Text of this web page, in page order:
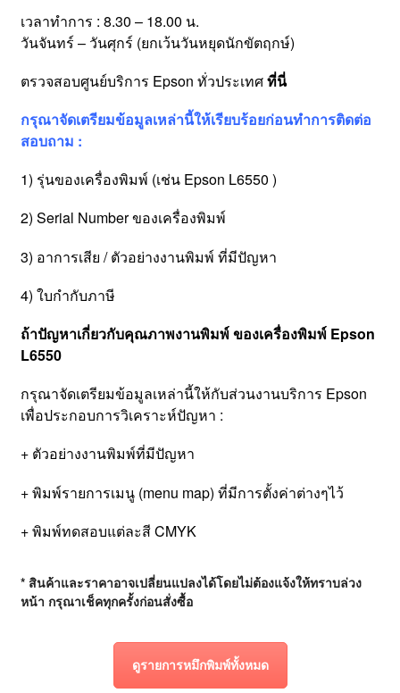
เวลาทำการ : 8.30 – 18.00 น.
วันจันทร์ – วันศุกร์ (ยกเว้นวันหยุดนักขัตฤกษ์)
ตรวจสอบศูนย์บริการ Epson ทั่วประเทศที่นี่
กรุณาจัดเตรียมข้อมูลเหล่านี้ให้เรียบร้อยก่อนทำการติดต่อ
สอบถาม :
1) รุ่นของเครื่องพิมพ์ (เช่น Epson L6550 )
2) Serial Number ของเครื่องพิมพ์
3) อาการเสีย / ตัวอย่างงานพิมพ์ ที่มีปัญหา
4) ใบกำกับภาษี
ถ้าปัญหาเกี่ยวกับคุณภาพงานพิมพ์ ของเครื่องพิมพ์ Epson
L6550
กรุณาจัดเตรียมข้อมูลเหล่านี้ให้กับส่วนงานบริการ Epson
เพื่อประกอบการวิเคราะห์ปัญหา :
+ ตัวอย่างงานพิมพ์ที่มีปัญหา
+ พิมพ์รายการเมนู (menu map) ที่มีการตั้งค่าต่างๆไว้
+ พิมพ์ทดสอบแต่ละสี CMYK
* สินค้าและราคาอาจเปลี่ยนแปลงได้โดยไม่ต้องแจ้งให้ทราบล่วง
หน้า กรุณาเช็คทุกครั้งก่อนสั่งซื้อ
ดูรายการหมึกพิมพ์ทั้งหมด